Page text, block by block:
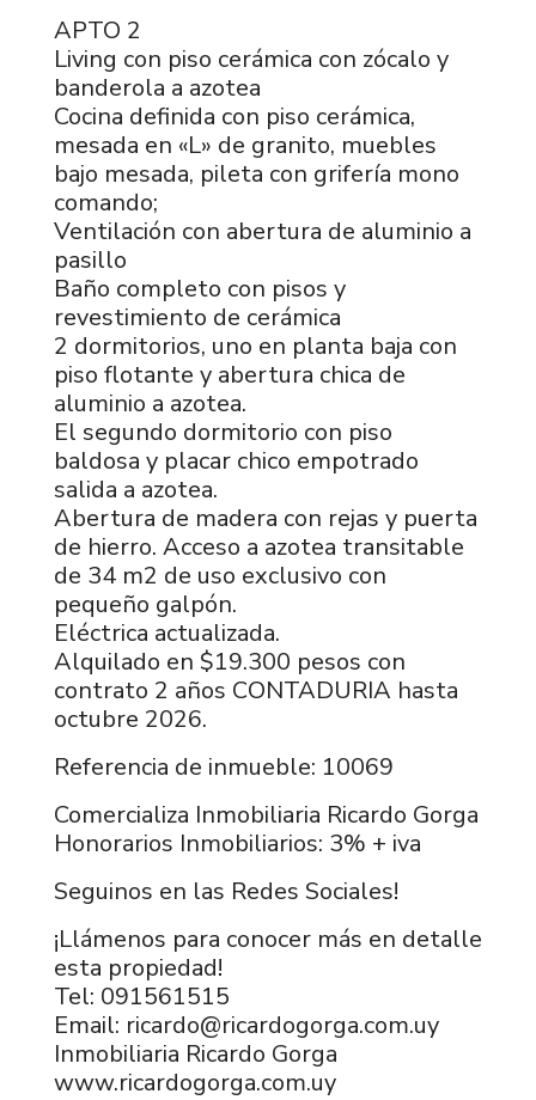
APTO 2
Living con piso cerámica con zócalo y
banderola a azotea
Cocina definida con piso cerámica,
mesada en «L» de granito, muebles
bajo mesada, pileta con grifería mono
comando;
Ventilación con abertura de aluminio a
pasillo
Baño completo con pisos y
revestimiento de cerámica
2 dormitorios, uno en planta baja con
piso flotante y abertura chica de
aluminio a azotea.
El segundo dormitorio con piso
baldosa y placar chico empotrado
salida a azotea.
Abertura de madera con rejas y puerta
de hierro. Acceso a azotea transitable
de 34 m2 de uso exclusivo con
pequeño galpón.
Eléctrica actualizada.
Alquilado en $19.300 pesos con
contrato 2 años CONTADURIA hasta
octubre 2026.
Referencia de inmueble: 10069
Comercializa Inmobiliaria Ricardo Gorga
Honorarios Inmobiliarios: 3% + iva
Seguinos en las Redes Sociales!
¡Llámenos para conocer más en detalle
esta propiedad!
Tel: 091561515
Email: ricardo@ricardogorga.com.uy
Inmobiliaria Ricardo Gorga
www.ricardogorga.com.uy